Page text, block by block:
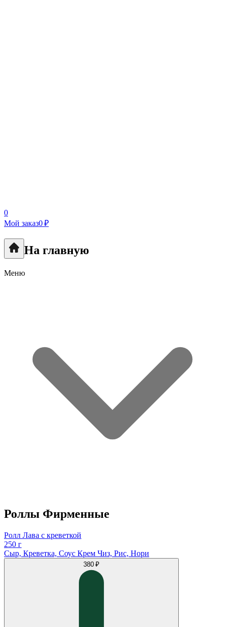
0
Мой заказ0 ₽
На главную
Меню
Роллы Фирменные
Ролл Лава с креветкой
250 г
Сыр, Креветка, Соус Крем Чиз, Рис, Нори
380 ₽